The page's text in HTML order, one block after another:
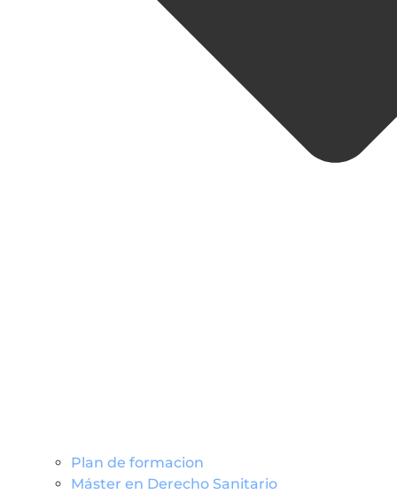
Plan de formacion
Máster en Derecho Sanitario